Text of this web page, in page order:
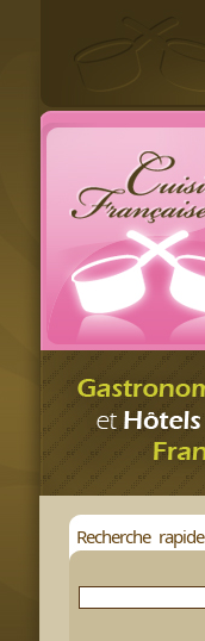
Recherche rapide